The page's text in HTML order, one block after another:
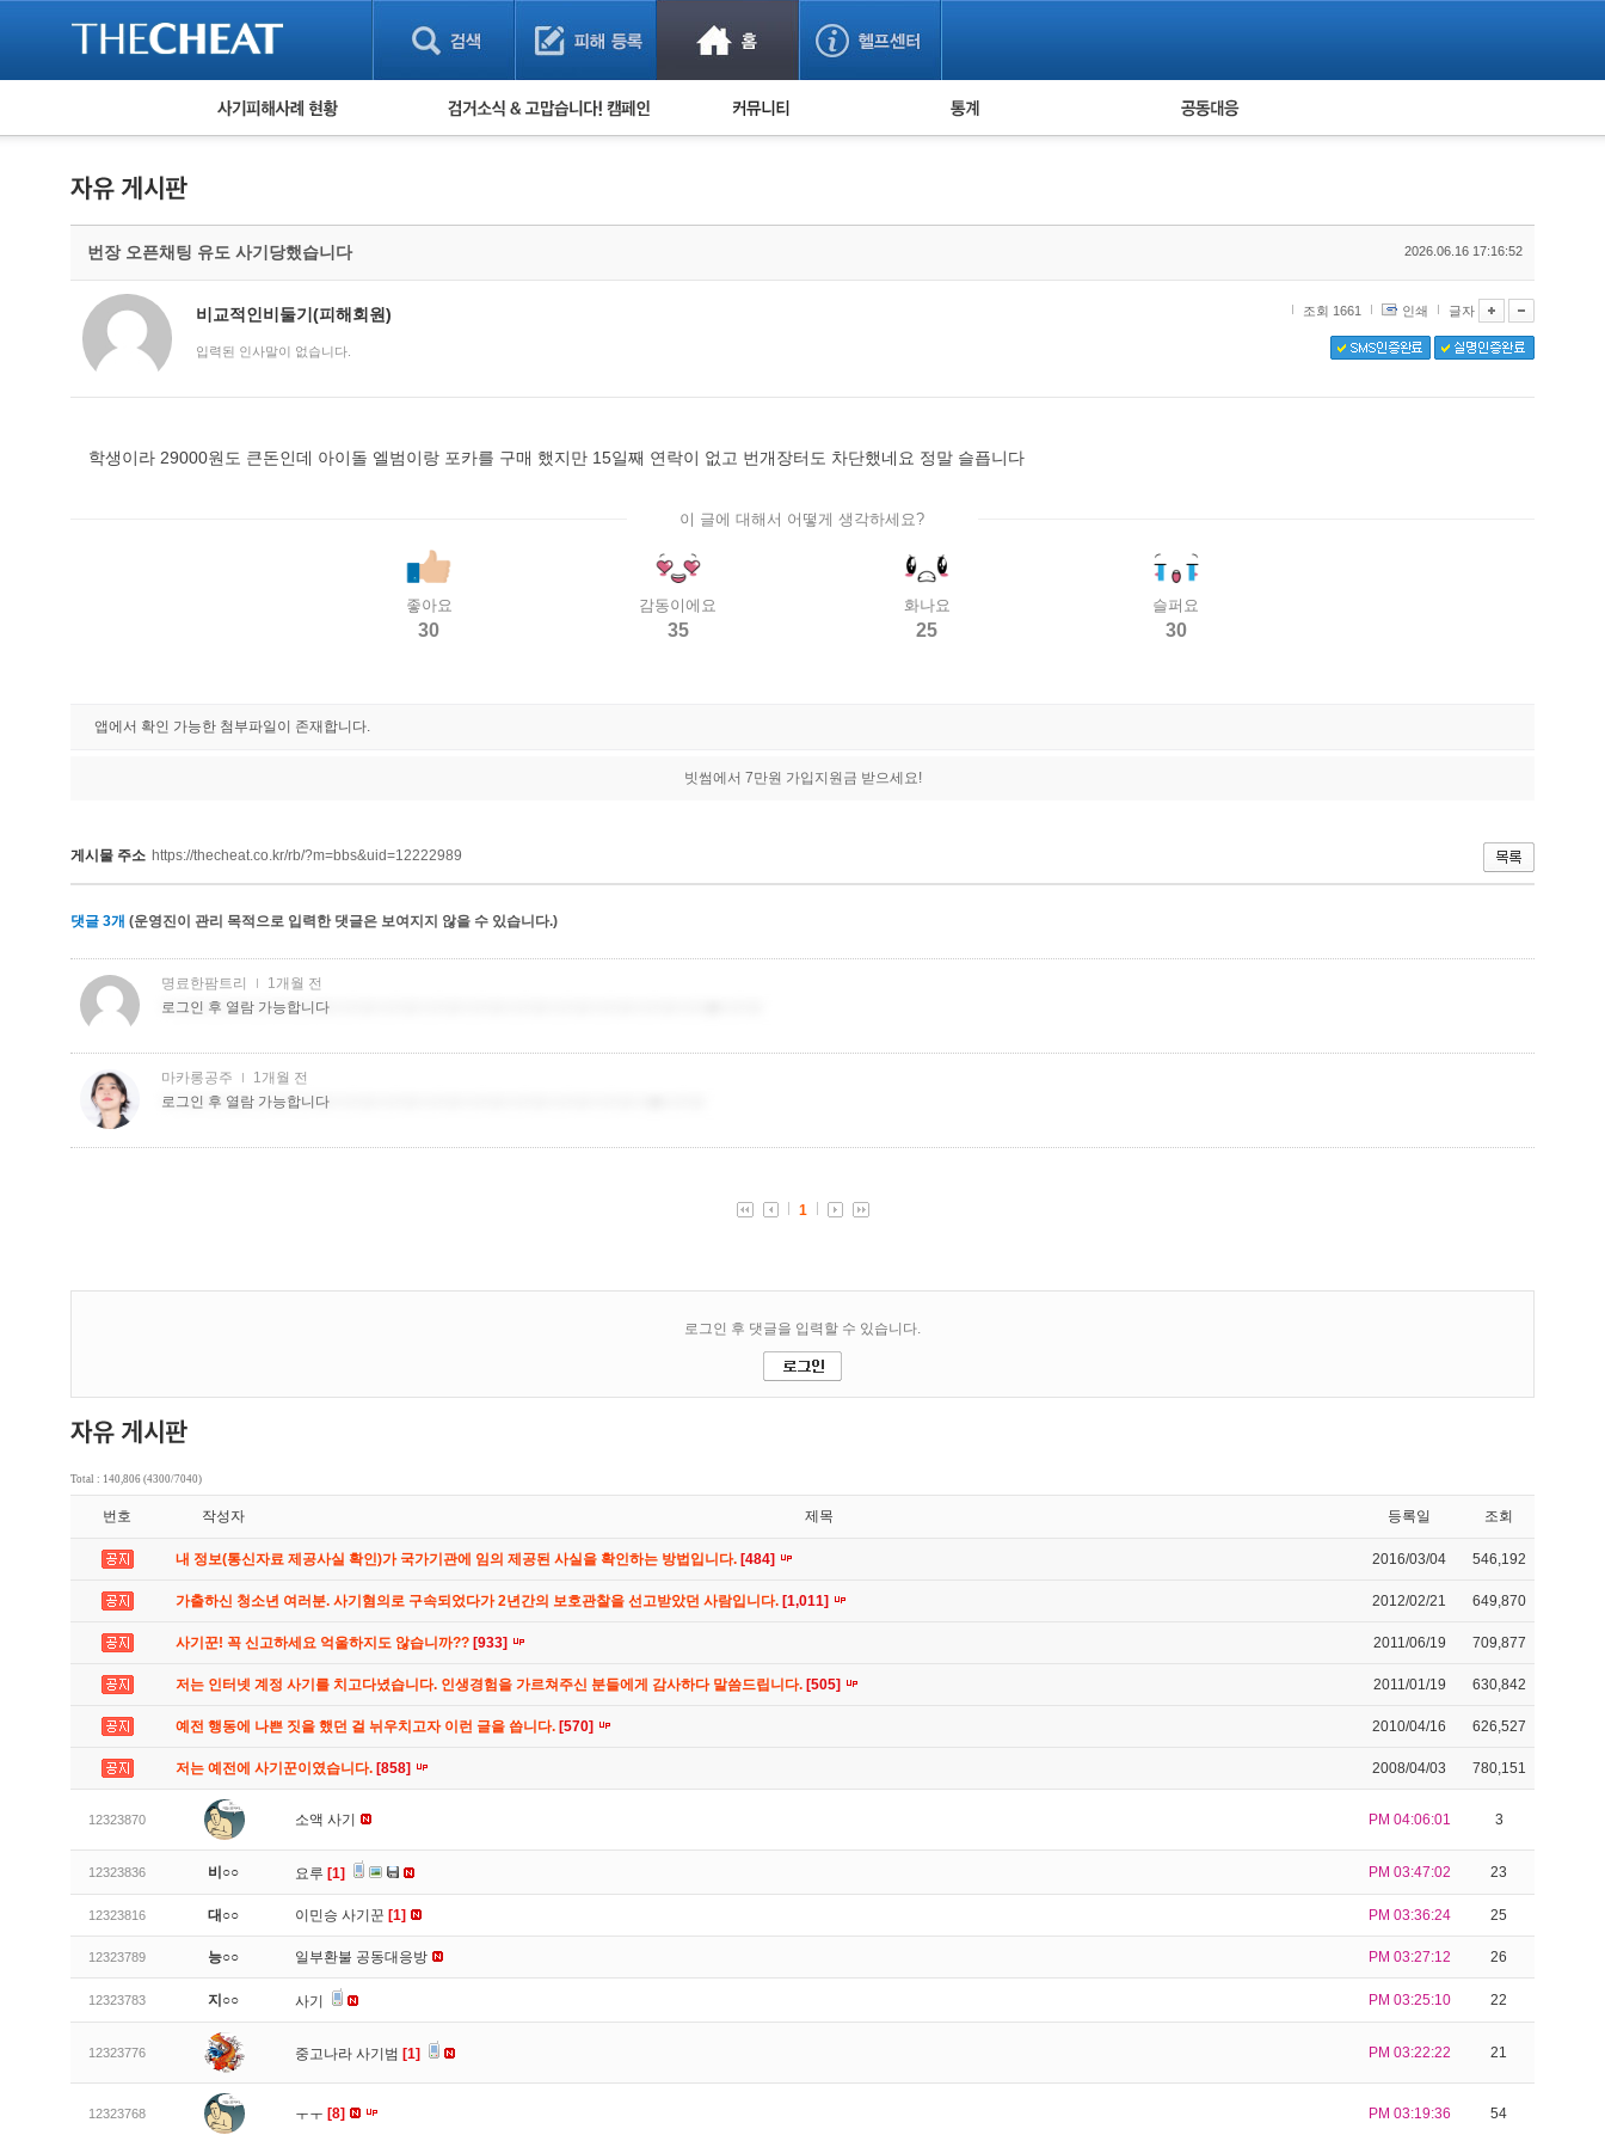
피해사례 현황
보이스피싱 피해사례
유해사이트 목록
비공개 피해사례
워킹홀리데이 피해사례
검거 소식 사기 예방했어요! 누적 피해사례 통계 피해자 공동대응
번장 오픈채팅 유도 사기당했습니다 2026.06.16 17:16:52
비교적인비둘기(피해회원)
입력된 인사말이 없습니다.
조회 1661 인쇄 글자
학생이라 29000원도 큰돈인데 아이돌 엘범이랑 포카를 구매 했지만 15일째 연락이 없고 번개장터도 차단했네요 정말 슬픕니다
이 글에 대해서 어떻게 생각하세요?
좋아요
30
감동이에요
35
화나요
25
슬퍼요
30
앱에서 확인 가능한 첨부파일이 존재합니다.
빗썸에서 7만원 가입지원금 받으세요!
게시물 주소 https://thecheat.co.kr/rb/?m=bbs&uid=12222989
댓글 3개 (운영진이 관리 목적으로 입력한 댓글은 보여지지 않을 수 있습니다.)
Total : 140,806 (4300/7040)
번호 작성자 제목 등록일 조회
내 정보(통신자료 제공사실 확인)가 국가기관에 임의 제공된 사실을 확인하는 방법입니다. [484] 2016/03/04 546,192
가출하신 청소년 여러분. 사기혐의로 구속되었다가 2년간의 보호관찰을 선고받았던 사람입니다. [1,011] 2012/02/21 649,870
사기꾼! 꼭 신고하세요 억울하지도 않습니까?? [933] 2011/06/19 709,877
저는 인터넷 계정 사기를 치고다녔습니다. 인생경험을 가르쳐주신 분들에게 감사하다 말씀드립니다. [505] 2011/01/19 630,842
예전 행동에 나쁜 짓을 했던 걸 뉘우치고자 이런 글을 씁니다. [570] 2010/04/16 626,527
저는 예전에 사기꾼이였습니다. [858] 2008/04/03 780,151
12323870 소액 사기 PM 04:06:01 3
12323836 비○○ 요루 [1] PM 03:47:02 23
12323816 대○○ 이민승 사기꾼 [1] PM 03:36:24 25
12323789 능○○ 일부환불 공동대응방 PM 03:27:12 26
12323783 지○○ 사기 PM 03:25:10 22
12323776 중고나라 사기범 [1] PM 03:22:22 21
12323768 ㅜㅜ [8] PM 03:19:36 54